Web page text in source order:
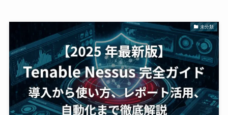
未分類